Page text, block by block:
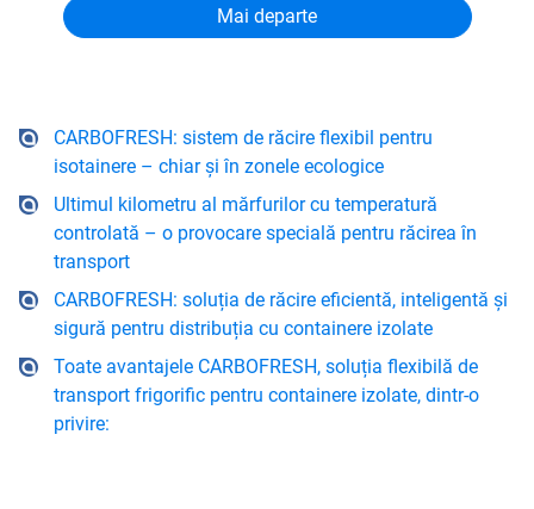
CARBOFRESH: sistem de răcire flexibil pentru
isotainere – chiar și în zonele ecologice
Ultimul kilometru al mărfurilor cu temperatură
controlată – o provocare specială pentru răcirea în
transport
CARBOFRESH: soluția de răcire eficientă, inteligentă și
sigură pentru distribuția cu containere izolate
Toate avantajele CARBOFRESH, soluția flexibilă de
transport frigorific pentru containere izolate, dintr-o
privire: